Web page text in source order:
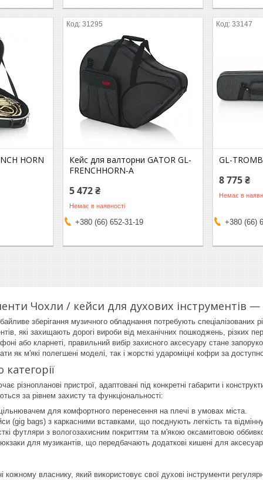
HORN
31295
Кейс для валторни GATOR GL-
FRENCHHORN-A
5 472 ₴
Немає в наявності
+380 (66) 652-31-19
33147
GL-
8 775 ₴
Немає в
+380 (66)
Чохли / кейси для духових інструментів —
зберігання музичного обладнання потребують спеціалізованих
які захищають дорогі вироби від механічних пошкоджень, різких
або кларнеті, правильний вибір захисного аксесуару стане
як м'які полегшені моделі, так і жорсткі удароміцні кофри за
різнопланові пристрої, адаптовані під конкретні габарити і
за рівнем захисту та функціональності:
для комфортного перенесення на плечі в умовах міста.
(gig bags) з каркасними вставками, що поєднують легкість та
футляри з вологозахисним покриттям та м'якою оксамитовою
для музикантів, що передбачають додаткові кишені для
кожному власнику, який використовує свої духові інструменти